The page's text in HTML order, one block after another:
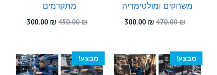
משחקים ומולטימדיה
470.00₪
המחיר
470.00 ₪.
300.00 ₪
300.00 ₪.
מתקדמים
450.00₪
המחיר
450.00 ₪.
300.00 ₪
המחיר
300.00 ₪.
מבצע! מבצע!